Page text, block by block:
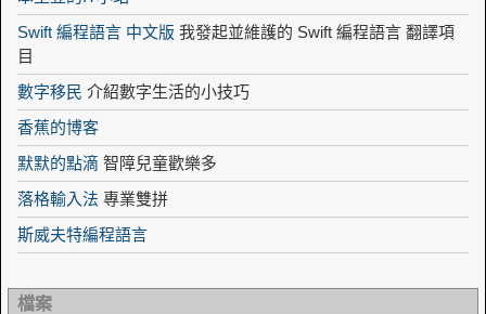
Swift 編程語言 中文版 我發起並維護的 Swift 編程語言 翻譯項
目
數字移民 介紹數字生活的小技巧
香蕉的博客
默默的點滴 智障兒童歡樂多
落格輸入法 專業雙拼
斯威夫特編程語言
檔案